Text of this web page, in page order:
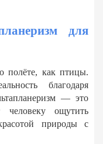
для
полёте, как птицы.
благодаря
— это
человеку ощутить
природы с